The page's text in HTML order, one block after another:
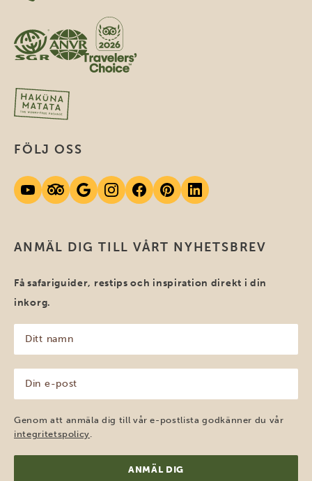
ANMÄL DIG TILL VÅRT NYHETSBREV
Få safariguider, restips och inspiration direkt i din
inkorg.
namn
(Obligatoriskt)
post
(Obligatoriskt)
Genom att anmäla dig till vår e-postlista godkänner du vår
integritetspolicy
FÖLJ OSS